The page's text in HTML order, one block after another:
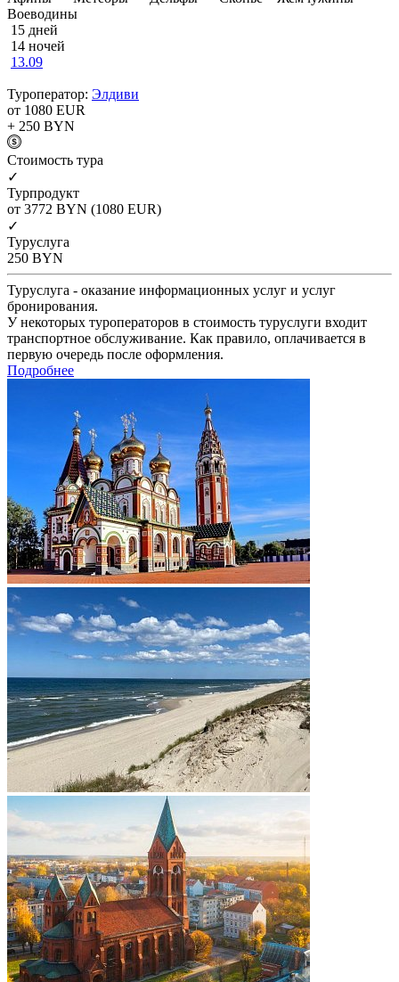
Воеводины
15 дней
14 ночей
13.09
Туроператор: Элдиви
от 1080 EUR
+ 250 BYN
Cтоимость тура
✓
Турпродукт
от 3772 BYN (1080 EUR)
✓
Туруслуга
250 BYN
Туруслуга - оказание информационных услуг и услуг
бронирования.
У некоторых туроператоров в стоимость туруслуги входит
транспортное обслуживание. Как правило, оплачивается в
первую очередь после оформления.
Подробнее